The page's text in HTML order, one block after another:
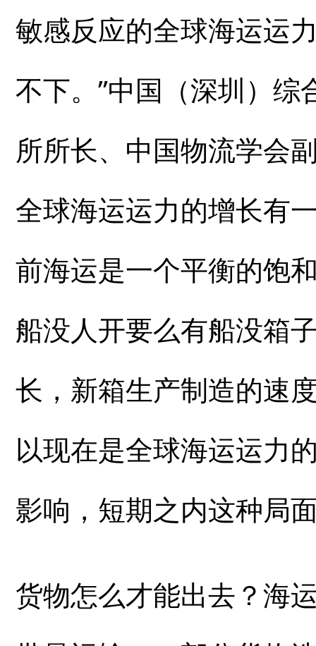
敏感反应的全球海运运
不下。”中国（深圳）
所所长、中国物流学会
全球海运运力的增长有
前海运是一个平衡的饱
船没人开要么有船没箱
长，新箱生产制造的速
以现在是全球海运运力
影响，短期之内这种局
货物怎么才能出去？海